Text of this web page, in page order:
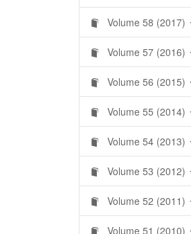
Volume 58 (2017)
Volume 57 (2016)
Volume 56 (2015)
Volume 55 (2014)
Volume 54 (2013)
Volume 53 (2012)
Volume 52 (2011)
Volume 51 (2010)